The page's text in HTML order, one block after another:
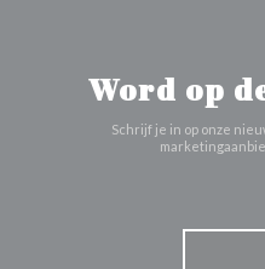
Word op
Schrijf je in op onze